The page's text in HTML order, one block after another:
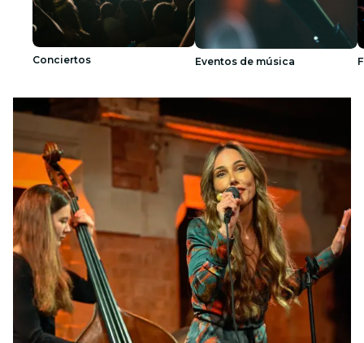
Conciertos Eventos de música